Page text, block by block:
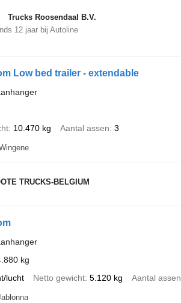
Trucks Roosendaal B.V.
12jaar bij Autoline
Low bed trailer - extendable
10.470 kg Aantal assen 3
TRUCKS-BELGIUM
kg
lucht Netto gewicht 5.120 kg Aantal assen